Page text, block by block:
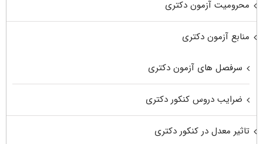
محرومیت آزمون دکتری
منابع آزمون دکتری
سرفصل های آزمون دکتری
ضرایب دروس کنکور دکتری
تاثیر معدل در کنکور دکتری